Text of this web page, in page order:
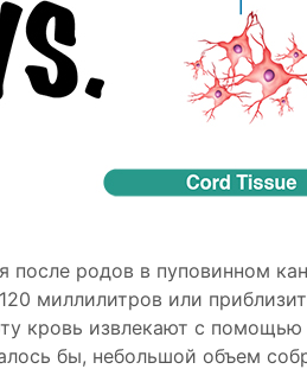
после родов в пуповинном
миллилитров или
кровь извлекают с помощью
бы, небольшой объем